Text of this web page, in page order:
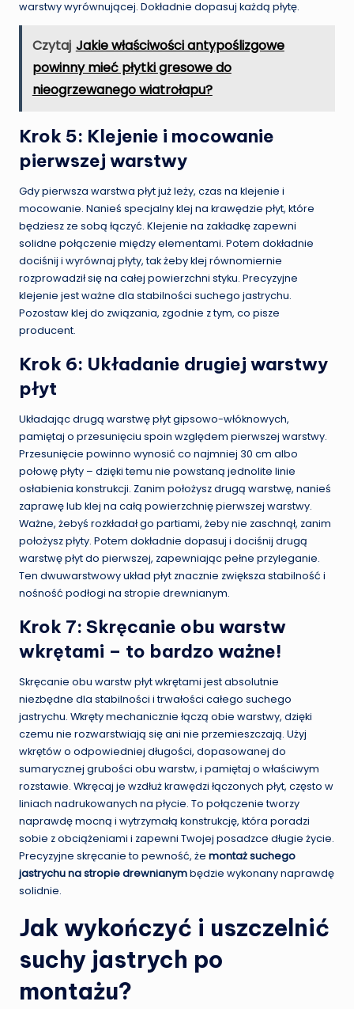
warstwy wyrównującej. Dokładnie dopasuj każdą płytę.
Czytaj Jakie właściwości antypoślizgowe
powinny mieć płytki gresowe do
nieogrzewanego wiatrołapu?
Krok 5: Klejenie i mocowanie
pierwszej warstwy
Gdy pierwsza warstwa płyt już leży, czas na klejenie i
mocowanie. Nanieś specjalny klej na krawędzie płyt, które
będziesz ze sobą łączyć. Klejenie na zakładkę zapewni
solidne połączenie między elementami. Potem dokładnie
dociśnij i wyrównaj płyty, tak żeby klej równomiernie
rozprowadził się na całej powierzchni styku. Precyzyjne
klejenie jest ważne dla stabilności suchego jastrychu.
Pozostaw klej do związania, zgodnie z tym, co pisze
producent.
Krok 6: Układanie drugiej warstwy
płyt
Układając drugą warstwę płyt gipsowo-włóknowych,
pamiętaj o przesunięciu spoin względem pierwszej warstwy.
Przesunięcie powinno wynosić co najmniej 30 cm albo
połowę płyty – dzięki temu nie powstaną jednolite linie
osłabienia konstrukcji. Zanim położysz drugą warstwę, nanieś
zaprawę lub klej na całą powierzchnię pierwszej warstwy.
Ważne, żebyś rozkładał go partiami, żeby nie zaschnął, zanim
położysz płyty. Potem dokładnie dopasuj i dociśnij drugą
warstwę płyt do pierwszej, zapewniając pełne przyleganie.
Ten dwuwarstwowy układ płyt znacznie zwiększa stabilność i
nośność podłogi na stropie drewnianym.
Krok 7: Skręcanie obu warstw
wkrętami – to bardzo ważne!
Skręcanie obu warstw płyt wkrętami jest absolutnie
niezbędne dla stabilności i trwałości całego suchego
jastrychu. Wkręty mechanicznie łączą obie warstwy, dzięki
czemu nie rozwarstwiają się ani nie przemieszczają. Użyj
wkrętów o odpowiedniej długości, dopasowanej do
sumarycznej grubości obu warstw, i pamiętaj o właściwym
rozstawie. Wkręcaj je wzdłuż krawędzi łączonych płyt, często w
liniach nadrukowanych na płycie. To połączenie tworzy
naprawdę mocną i wytrzymałą konstrukcję, która poradzi
sobie z obciążeniami i zapewni Twojej posadzce długie życie.
Precyzyjne skręcanie to pewność, że montaż suchego
jastrychu na stropie drewnianymbędzie wykonany naprawdę
solidnie.
Jak wykończyć i uszczelnić
suchy jastrych po
montażu?